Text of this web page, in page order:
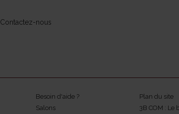
Contactez-nous
Besoin d'aide ?
Salons
Plan du site
3B COM : Le